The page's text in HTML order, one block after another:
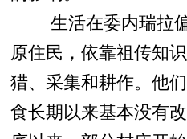
生活在委内瑞拉偏
原住民，依靠祖传知
猎、采集和耕作。他
食长期以来基本没有